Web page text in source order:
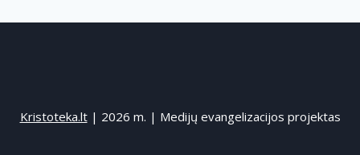
Kristoteka.lt| 2026 m. | Medijų evangelizacijos projektas